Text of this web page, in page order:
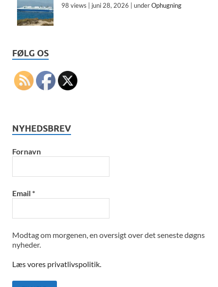
98 views | juni 28, 2026 | underOphugning
FØLG OS
NYHEDSBREV
Fornavn
Email*
Modtag om morgenen, en oversigt over det seneste døgns
nyheder.
Læs vores privatlivspolitik.